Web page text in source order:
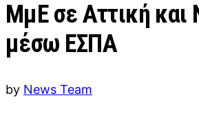
ΜμΕ σε Αττική και
μέσω ΕΣΠΑ
by News Team